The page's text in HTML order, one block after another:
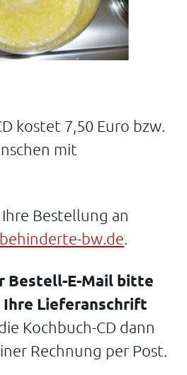
kostet 7,50 Euro bzw.
mit
Bestellung an
bw.de
Bestell-E-Mail bitte
Ihre Lieferanschrift
Kochbuch-CD dann
Rechnung per Post.